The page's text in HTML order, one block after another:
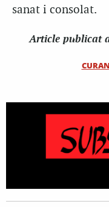
sanat i consolat.
Article publicat